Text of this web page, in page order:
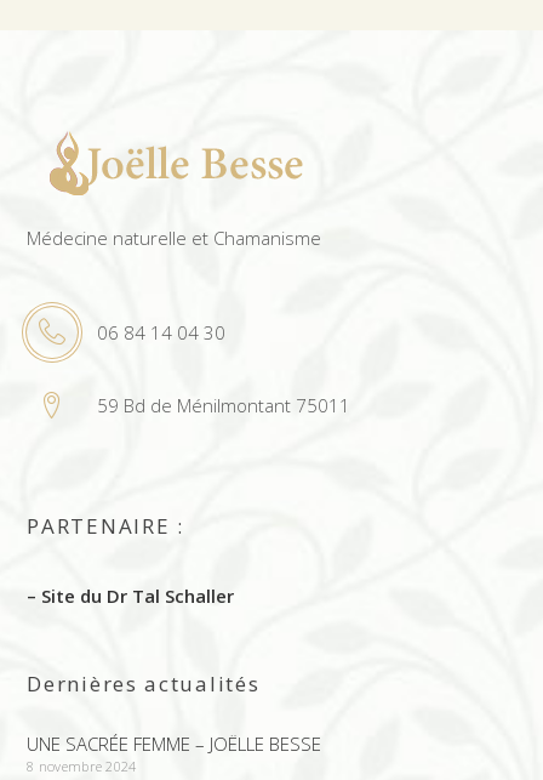
Médecine naturelle et Chamanisme
06 84 14 04 30
59 Bd de Ménilmontant 75011
PARTENAIRE :
– Site du Dr Tal Schaller
Dernières actualités
UNE SACRÉE FEMME – JOËLLE BESSE
8 novembre 2024